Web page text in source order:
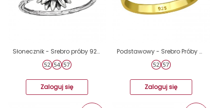
Słonecznik - Srebro próby 925 Srebrne pierścionki A4S45235
Zaloguj się
Podstawowy - Srebro Próby 925 Srebrne Pierścionki A4S38944
Zaloguj się